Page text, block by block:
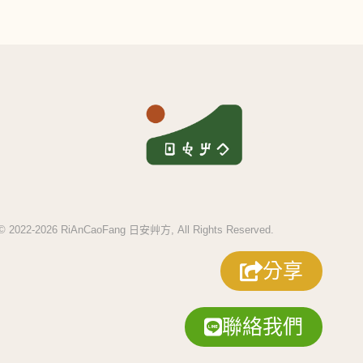
2022-2026 RiAnCaoFang 日安艸方, All Rights Reserved.
分享
聯絡我們